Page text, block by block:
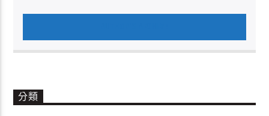
分類